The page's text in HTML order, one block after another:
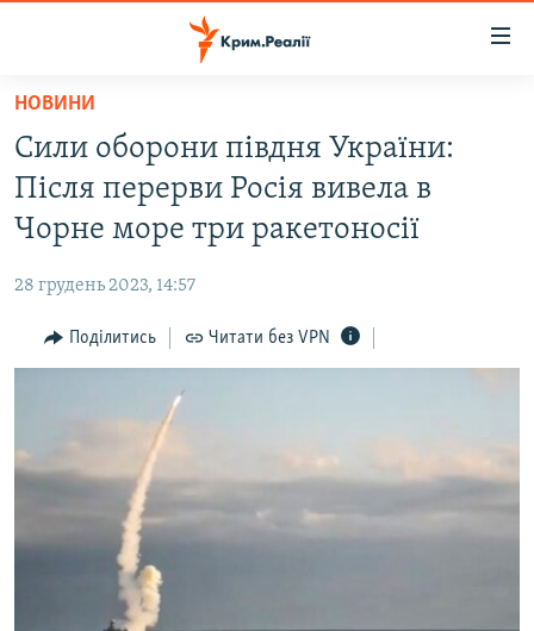
Перейти
основного
матеріалу
Перейти
основної
навігації
Перейти
до
ВІДЕО ТА ФОТО
БЛОГИ
ПОГЛЯД
ВСЕ ЗА ДЕНЬ
СПЕЦПРОЕКТИ
ДЕПОРТАЦІЯ
ВІДЕОУРОКИ «ELIFBE»
СВІДЧЕННЯ ОКУПАЦІЇ
ЯК ОБІЙТИ БЛОКУВАННЯ
Qırımtatar
НОВИНИ
Сили оборони півдня України:
Після перерви Росія вивела в
Чорне море три ракетоносії
28 грудень 2023, 14:57
Поділитись Читати без VPN